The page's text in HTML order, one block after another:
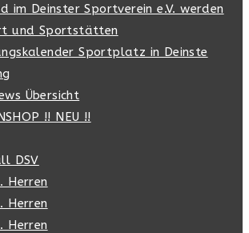
im Deinster Sportverein e.V. werden
und Sportstätten
Sportplatz in Deinste
Übersicht
!! NEU !!
DSV
Herren
Herren
Herren